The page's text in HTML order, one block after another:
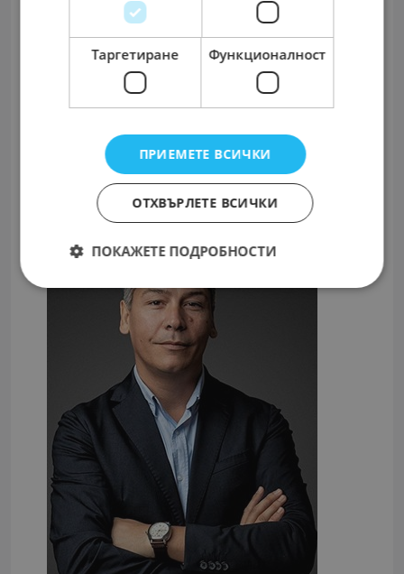
Съвети за кандидатстване
Прочетете изискванията
Свържете се с работодателя
Таргетиране Функционалност
ПРИЕМЕТЕ ВСИЧКИ
ОТХВЪРЛЕТЕ ВСИЧКИ
ПОКАЖЕТЕ ПОДРОБНОСТИ